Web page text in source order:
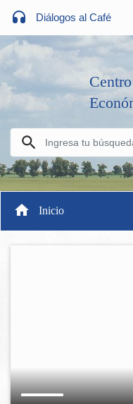
Diálogos al Café
Inicio